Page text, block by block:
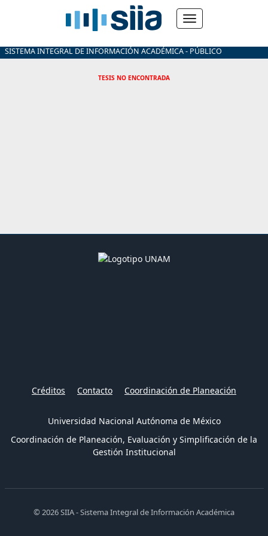
SISTEMA INTEGRAL DE INFORMACIÓN ACADÉMICA - PÚBLICO
TESIS NO ENCONTRADA
Créditos Contacto Coordinación de Planeación
Universidad Nacional Autónoma de México
Coordinación de Planeación, Evaluación y Simplificación de la
Gestión Institucional
© 2026 SIIA - Sistema Integral de Información Académica